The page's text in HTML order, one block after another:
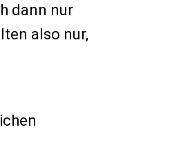
dann nur
also nur,